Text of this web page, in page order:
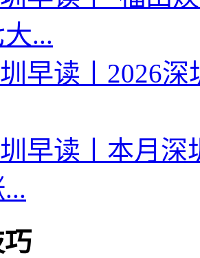
...
早读丨2026
早读丨本月